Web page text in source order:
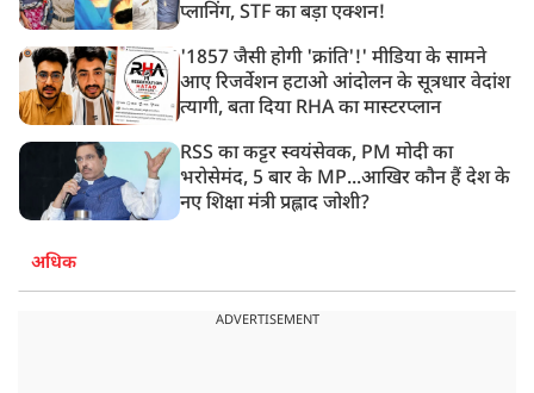
प्लानिंग, STF का बड़ा एक्शन!
'1857 जैसी होगी 'क्रांति'!' मीडिया के सामने
आए रिजर्वेशन हटाओ आंदोलन के सूत्रधार वेदांश
त्यागी, बता दिया RHA का मास्टरप्लान
RSS का कट्टर स्वयंसेवक, PM मोदी का
भरोसेमंद, 5 बार के MP...आखिर कौन हैं देश के
नए शिक्षा मंत्री प्रह्लाद जोशी?
अधिक
ADVERTISEMENT